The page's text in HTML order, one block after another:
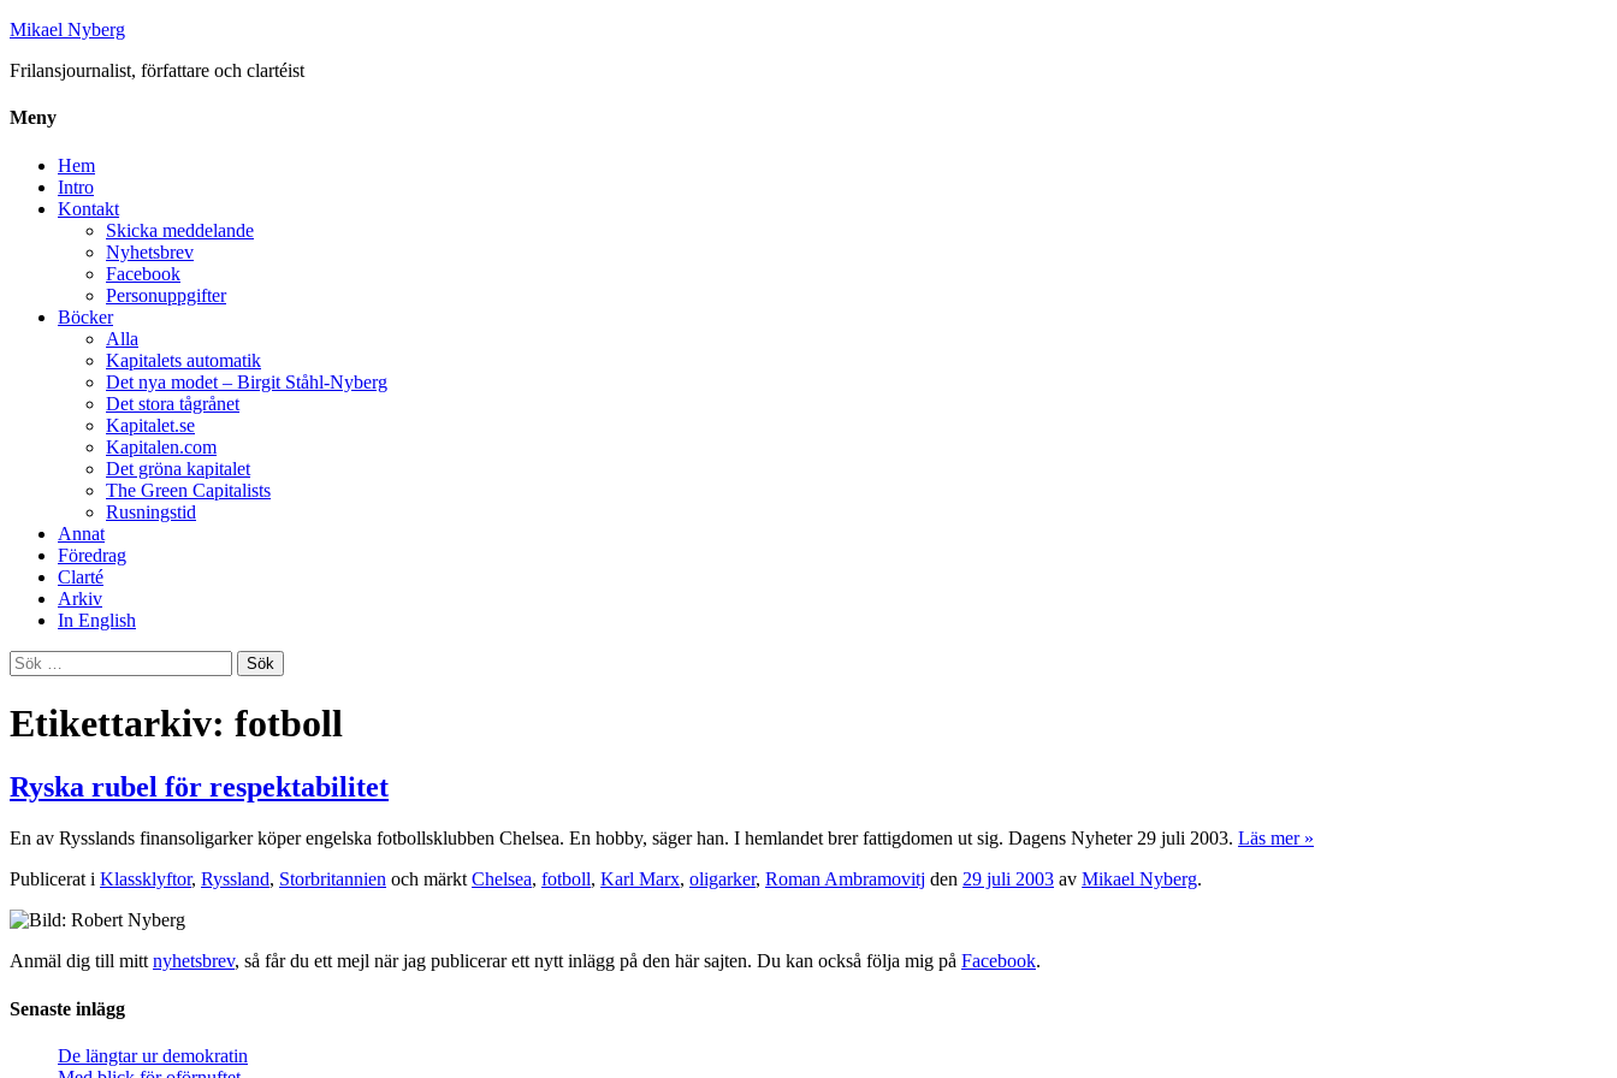
Mikael Nyberg
Frilansjournalist, författare och clartéist
Meny
Hem
Intro
Kontakt
Skicka meddelande
Nyhetsbrev
Facebook
Personuppgifter
Böcker
Alla
Kapitalets automatik
Det nya modet – Birgit Ståhl-Nyberg
Det stora tågrånet
Kapitalet.se
Kapitalen.com
Det gröna kapitalet
The Green Capitalists
Rusningstid
Annat
Föredrag
Clarté
Arkiv
In English
Sök
efter:
Etikettarkiv: fotboll
Ryska rubel för respektabilitet
En av Rysslands finansoligarker köper engelska fotbollsklubben Chelsea. En hobby, säger han. I hemlandet brer fattigdomen ut sig. Dagens Nyheter 29 juli 2003. Läs mer »
Publicerat i Klassklyftor, Ryssland, Storbritannien och märkt Chelsea, fotboll, Karl Marx, oligarker, Roman Ambramovitj den 29 juli 2003 av Mikael Nyberg.
Anmäl dig till mitt nyhetsbrev, så får du ett mejl när jag publicerar ett nytt inlägg på den här sajten. Du kan också följa mig på Facebook.
Senaste inlägg
De längtar ur demokratin